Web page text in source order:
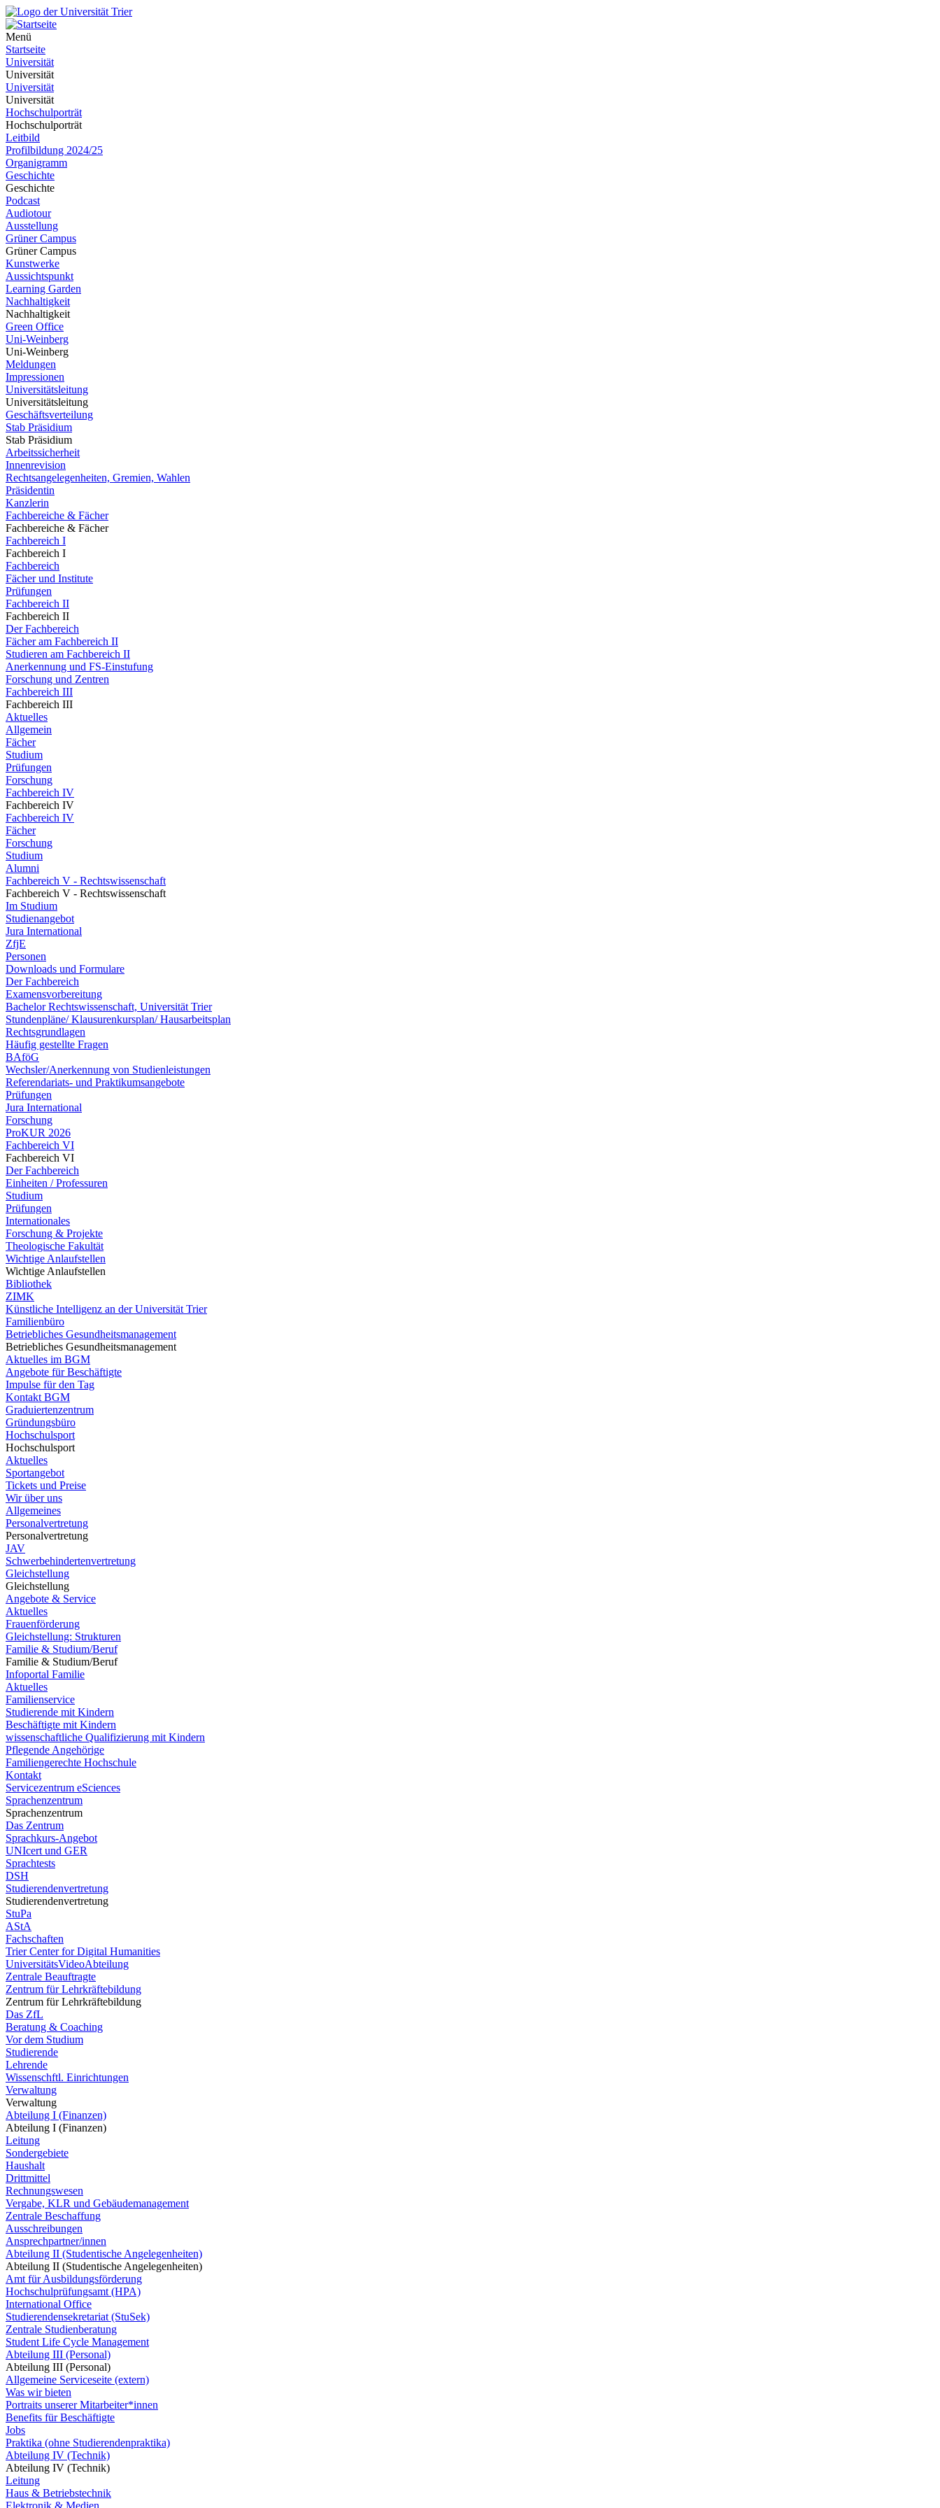
Menü
Startseite
Universität
Universität
Universität
Universität
Hochschulporträt
Hochschulporträt
Leitbild
Profilbildung 2024/25
Organigramm
Geschichte
Geschichte
Podcast
Audiotour
Ausstellung
Grüner Campus
Grüner Campus
Kunstwerke
Aussichtspunkt
Learning Garden
Nachhaltigkeit
Nachhaltigkeit
Green Office
Uni-Weinberg
Uni-Weinberg
Meldungen
Impressionen
Universitätsleitung
Universitätsleitung
Geschäftsverteilung
Stab Präsidium
Stab Präsidium
Arbeitssicherheit
Innenrevision
Rechtsangelegenheiten, Gremien, Wahlen
Präsidentin
Kanzlerin
Fachbereiche & Fächer
Fachbereiche & Fächer
Fachbereich I
Fachbereich I
Fachbereich
Fächer und Institute
Prüfungen
Fachbereich II
Fachbereich II
Der Fachbereich
Fächer am Fachbereich II
Studieren am Fachbereich II
Anerkennung und FS-Einstufung
Forschung und Zentren
Fachbereich III
Fachbereich III
Aktuelles
Allgemein
Fächer
Studium
Prüfungen
Forschung
Fachbereich IV
Fachbereich IV
Fachbereich IV
Fächer
Forschung
Studium
Alumni
Fachbereich V - Rechtswissenschaft
Fachbereich V - Rechtswissenschaft
Im Studium
Studienangebot
Jura International
ZfjE
Personen
Downloads und Formulare
Der Fachbereich
Examensvorbereitung
Bachelor Rechtswissenschaft, Universität Trier
Stundenpläne/ Klausurenkursplan/ Hausarbeitsplan
Rechtsgrundlagen
Häufig gestellte Fragen
BAföG
Wechsler/Anerkennung von Studienleistungen
Referendariats- und Praktikumsangebote
Prüfungen
Jura International
Forschung
ProKUR 2026
Fachbereich VI
Fachbereich VI
Der Fachbereich
Einheiten / Professuren
Studium
Prüfungen
Internationales
Forschung & Projekte
Theologische Fakultät
Wichtige Anlaufstellen
Wichtige Anlaufstellen
Bibliothek
ZIMK
Künstliche Intelligenz an der Universität Trier
Familienbüro
Betriebliches Gesundheitsmanagement
Betriebliches Gesundheitsmanagement
Aktuelles im BGM
Angebote für Beschäftigte
Impulse für den Tag
Kontakt BGM
Graduiertenzentrum
Gründungsbüro
Hochschulsport
Hochschulsport
Aktuelles
Sportangebot
Tickets und Preise
Wir über uns
Allgemeines
Personalvertretung
Personalvertretung
JAV
Schwerbehindertenvertretung
Gleichstellung
Gleichstellung
Angebote & Service
Aktuelles
Frauenförderung
Gleichstellung: Strukturen
Familie & Studium/Beruf
Familie & Studium/Beruf
Infoportal Familie
Aktuelles
Familienservice
Studierende mit Kindern
Beschäftigte mit Kindern
wissenschaftliche Qualifizierung mit Kindern
Pflegende Angehörige
Familiengerechte Hochschule
Kontakt
Servicezentrum eSciences
Sprachenzentrum
Sprachenzentrum
Das Zentrum
Sprachkurs-Angebot
UNIcert und GER
Sprachtests
DSH
Studierendenvertretung
Studierendenvertretung
StuPa
AStA
Fachschaften
Trier Center for Digital Humanities
UniversitätsVideoAbteilung
Zentrale Beauftragte
Zentrum für Lehrkräftebildung
Zentrum für Lehrkräftebildung
Das ZfL
Beratung & Coaching
Vor dem Studium
Studierende
Lehrende
Wissenschftl. Einrichtungen
Verwaltung
Verwaltung
Abteilung I (Finanzen)
Abteilung I (Finanzen)
Leitung
Sondergebiete
Haushalt
Drittmittel
Rechnungswesen
Vergabe, KLR und Gebäudemanagement
Zentrale Beschaffung
Ausschreibungen
Ansprechpartner/innen
Abteilung II (Studentische Angelegenheiten)
Abteilung II (Studentische Angelegenheiten)
Amt für Ausbildungsförderung
Hochschulprüfungsamt (HPA)
International Office
Studierendensekretariat (StuSek)
Zentrale Studienberatung
Student Life Cycle Management
Abteilung III (Personal)
Abteilung III (Personal)
Allgemeine Serviceseite (extern)
Was wir bieten
Portraits unserer Mitarbeiter*innen
Benefits für Beschäftigte
Jobs
Praktika (ohne Studierendenpraktika)
Abteilung IV (Technik)
Abteilung IV (Technik)
Leitung
Haus & Betriebstechnik
Elektronik & Medien